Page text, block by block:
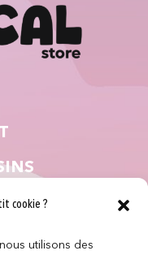
cookie ?
utilisons des
?